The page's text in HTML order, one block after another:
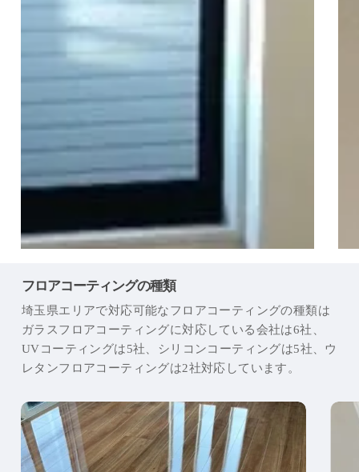
フロアコーティングの種類
埼玉県エリアで対応可能なフロアコーティングの種類は
ガラスフロアコーティングに対応している会社は6社、
UVコーティングは5社、シリコンコーティングは5社、ウ
レタンフロアコーティングは2社対応しています。